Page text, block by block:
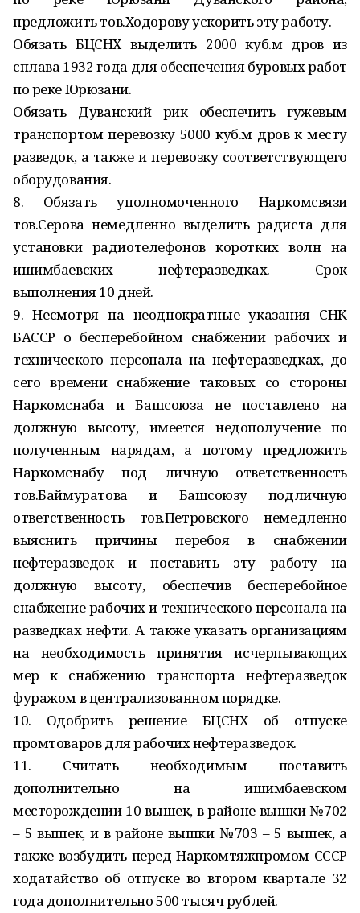
предложить тов.Ходорову ускорить эту работу.
Обязать БЦСНХ выделить 2000 куб.м дров из
сплава 1932 года для обеспечения буровых работ
по реке Юрюзани.
Обязать Дуванский рик обеспечить гужевым
транспортом перевозку 5000 куб.м дров к месту
разведок, а также и перевозку соответствующего
оборудования.
8. Обязать уполномоченного Наркомсвязи
тов.Серова немедленно выделить радиста для
установки радиотелефонов коротких волн на
ишимбаевских нефтеразведках. Срок
выполнения 10 дней.
9. Несмотря на неоднократные указания СНК
БАССР о бесперебойном снабжении рабочих и
технического персонала на нефтеразведках, до
сего времени снабжение таковых со стороны
Наркомснаба и Башсоюза не поставлено на
должную высоту, имеется недополучение по
полученным нарядам, а потому предложить
Наркомснабу под личную ответственность
тов.Баймуратова и Башсоюзу подличную
ответственность тов.Петровского немедленно
выяснить причины перебоя в снабжении
нефтеразведок и поставить эту работу на
должную высоту, обеспечив бесперебойное
снабжение рабочих и технического персонала на
разведках нефти. А также указать организациям
на необходимость принятия исчерпывающих
мер к снабжению транспорта нефтеразведок
фуражом в централизованном порядке.
10. Одобрить решение БЦСНХ об отпуске
промтоваров для рабочих нефтеразведок.
11. Считать необходимым поставить
дополнительно на ишимбаевском
месторождении 10 вышек, в районе вышки №702
– 5 вышек, и в районе вышки №703 – 5 вышек, а
также возбудить перед Наркомтяжпромом СССР
ходатайство об отпуске во втором квартале 32
года дополнительно 500 тысяч рублей.